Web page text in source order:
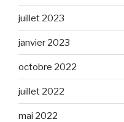
juillet 2023
janvier 2023
octobre 2022
juillet 2022
mai 2022